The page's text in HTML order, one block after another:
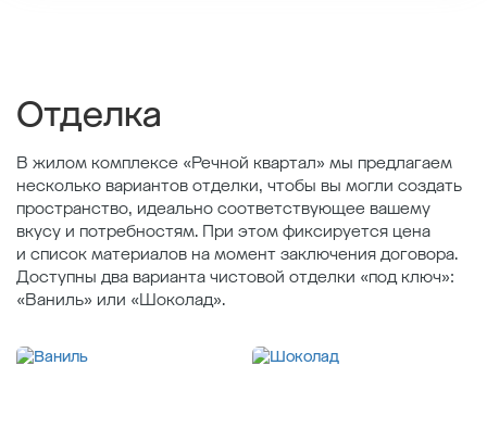
Отделка
В жилом комплексе «Речной квартал» мы предлагаем
несколько вариантов отделки, чтобы вы могли создать
пространство, идеально соответствующее вашему
вкусу и потребностям. При этом фиксируется цена
и список материалов на момент заключения договора.
Доступны два варианта чистовой отделки «под ключ»:
«Ваниль» или «Шоколад».